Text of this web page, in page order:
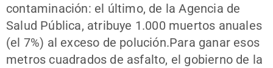
contaminación: el último, de la Agencia de
Salud Pública, atribuye 1.000 muertos anuales
(el 7%) al exceso de polución.Para ganar esos
metros cuadrados de asfalto, el gobierno de la